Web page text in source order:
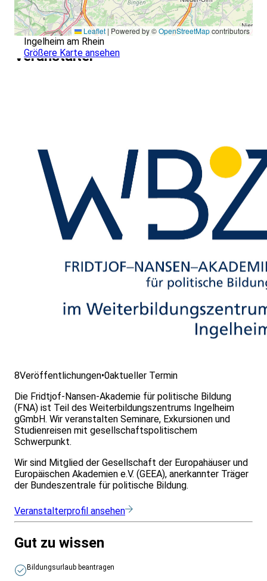
Leaflet | Powered by ©OpenStreetMapcontributors
Ingelheim am Rhein
Größere Karte ansehen
Veranstalter
8Veröffentlichungen•0aktueller Termin
Die Fridtjof-Nansen-Akademie für politische Bildung
(FNA) ist Teil des Weiterbildungszentrums Ingelheim
gGmbH. Wir veranstalten Seminare, Exkursionen und
Studienreisen mit gesellschaftspolitischem
Schwerpunkt.
Wir sind Mitglied der Gesellschaft der Europahäuser und
Europäischen Akademien e.V. (GEEA), anerkannter Träger
der Bundeszentrale für politische Bildung.
Veranstalterprofil ansehen
Gut zu wissen
Bildungsurlaub beantragen